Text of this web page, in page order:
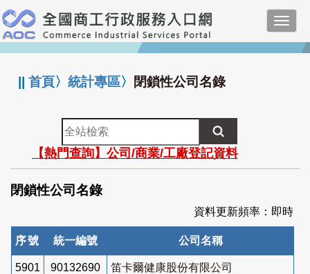
跳
到
主
要
:::
||首頁〉統計專區〉 閉鎖性公司名錄
全
站
檢
索
【熱門查詢】公司/商業/工廠登記資料
閉鎖性公司名錄
資料更新頻率：即時
序號 統一編號 公司名稱
5901 90132690 笛卡爾健康股份有限公司